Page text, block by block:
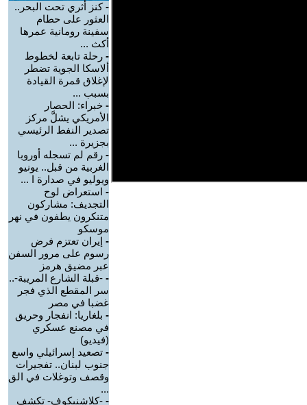
-كنز أثري تحت البحر..
العثور على حطام
سفينة رومانية عمرها
أكث ...
- رحلة تابعة لخطوط
ألاسكا الجوية تضطر
لإغلاق قمرة القيادة
بسبب ...
- خبراء: الحصار
الأمريكي يشلَّ مركز
تصدير النفط الرئيسي
بجزيرة ...
- رقم لم تسجله أوروبا
الغربية من قبل.. يونيو
ويوليو في صدارة ا ...
- استعراض لوح
التجديف: مشاركون
متنكرون يطفون في نهر
موسكو
- إيران تعتزم فرض
رسوم على مرور السفن
عبر مضيق هرمز
- -قبلة الشارع المريبة-..
سر المقطع الذي فجر
غضبا في مصر
- بلغاريا: انفجار وحريق
في مصنع عسكري
(فيديو)
- تصعيد إسرائيلي واسع
جنوب لبنان.. تفجيرات
وقصف وتوغلات في الق
...
- -كلاشنيكوف- تكشف